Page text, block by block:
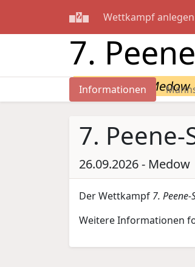
Wettkampf anlegen
7.
26.09.2026 - Medow
Informationen
7. Peene-
26.09.2026 - Medow
Der Wettkampf 7.
Weitere Informationen